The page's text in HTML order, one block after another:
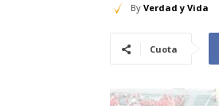
By Verdad y Vida
Cuota